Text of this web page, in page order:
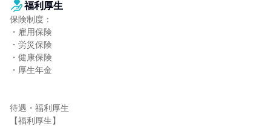
福利厚生
保険制度：
・雇用保険
・労災保険
・健康保険
・厚生年金
待遇・福利厚生
【福利厚生】